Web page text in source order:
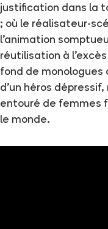
justification dans la
; où le réalisateur-
l’animation
réutilisation à
fond de
d’un héros
entouré de femmes
le monde.